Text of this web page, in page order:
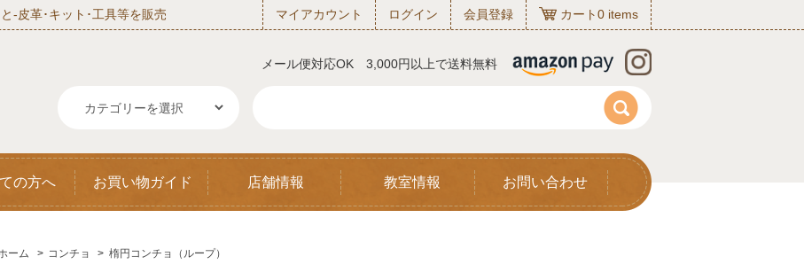
‐皮革･キット･工具等を販売 マイアカウント ログイン 会員登録 カート0 items
メール便対応OK 3,000円以上で送料無料
の方へ お買い物ガイド 店舗情報 教室情報 お問い合わせ
ーム > コンチョ > 楕円コンチョ（ループ）